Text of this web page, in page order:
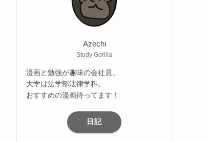
Azechi
Study Gorilla
漫画と勉強が趣味の会社員。
大学は法学部法律学科。
おすすめの漫画待ってます！
日記